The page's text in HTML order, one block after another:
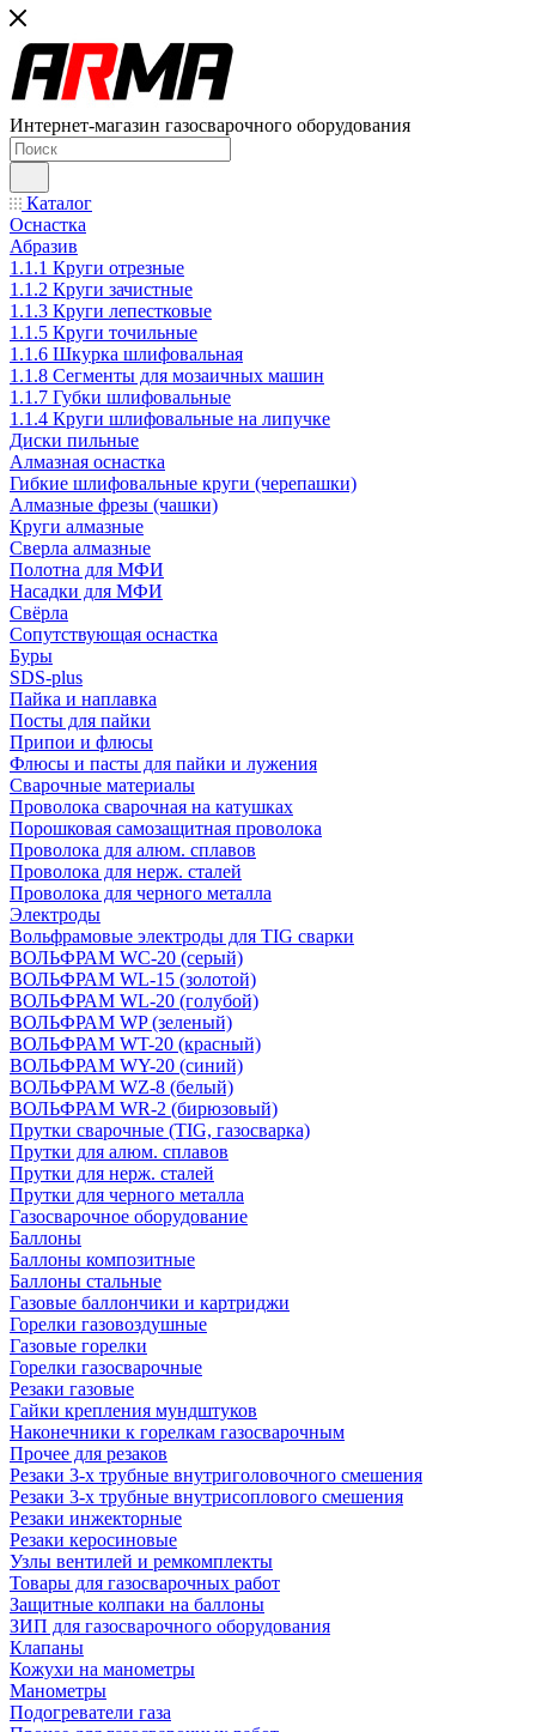
Интернет-магазин газосварочного оборудования
Каталог
Оснастка
Абразив
1.1.1 Круги отрезные
1.1.2 Круги зачистные
1.1.3 Круги лепестковые
1.1.5 Круги точильные
1.1.6 Шкурка шлифовальная
1.1.8 Сегменты для мозаичных машин
1.1.7 Губки шлифовальные
1.1.4 Круги шлифовальные на липучке
Диски пильные
Алмазная оснастка
Гибкие шлифовальные круги (черепашки)
Алмазные фрезы (чашки)
Круги алмазные
Сверла алмазные
Полотна для МФИ
Насадки для МФИ
Свёрла
Сопутствующая оснастка
Буры
SDS-plus
Пайка и наплавка
Посты для пайки
Припои и флюсы
Флюсы и пасты для пайки и лужения
Сварочные материалы
Проволока сварочная на катушках
Порошковая самозащитная проволока
Проволока для алюм. сплавов
Проволока для нерж. сталей
Проволока для черного металла
Электроды
Вольфрамовые электроды для TIG сварки
ВОЛЬФРАМ WC-20 (серый)
ВОЛЬФРАМ WL-15 (золотой)
ВОЛЬФРАМ WL-20 (голубой)
ВОЛЬФРАМ WP (зеленый)
ВОЛЬФРАМ WT-20 (красный)
ВОЛЬФРАМ WY-20 (синий)
ВОЛЬФРАМ WZ-8 (белый)
ВОЛЬФРАМ WR-2 (бирюзовый)
Прутки сварочные (TIG, газосварка)
Прутки для алюм. сплавов
Прутки для нерж. сталей
Прутки для черного металла
Газосварочное оборудование
Баллоны
Баллоны композитные
Баллоны стальные
Газовые баллончики и картриджи
Горелки газовоздушные
Газовые горелки
Горелки газосварочные
Резаки газовые
Гайки крепления мундштуков
Наконечники к горелкам газосварочным
Прочее для резаков
Резаки 3-х трубные внутриголовочного смешения
Резаки 3-х трубные внутрисоплового смешения
Резаки инжекторные
Резаки керосиновые
Узлы вентилей и ремкомплекты
Товары для газосварочных работ
Защитные колпаки на баллоны
ЗИП для газосварочного оборудования
Клапаны
Кожухи на манометры
Манометры
Подогреватели газа